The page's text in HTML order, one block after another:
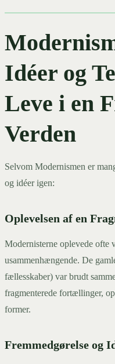
Idéer og
Leve i en
Verden
Selvom Modernismen er
og idéer igen:
Oplevelsen af en
Modernisterne oplevede ofte
usammenhængende. De
fællesskaber) var brudt
fragmenterede fortællinger,
former.
Fremmedgørelse og